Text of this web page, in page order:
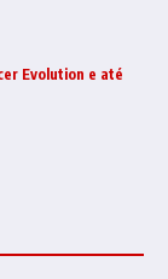
Evolution e até